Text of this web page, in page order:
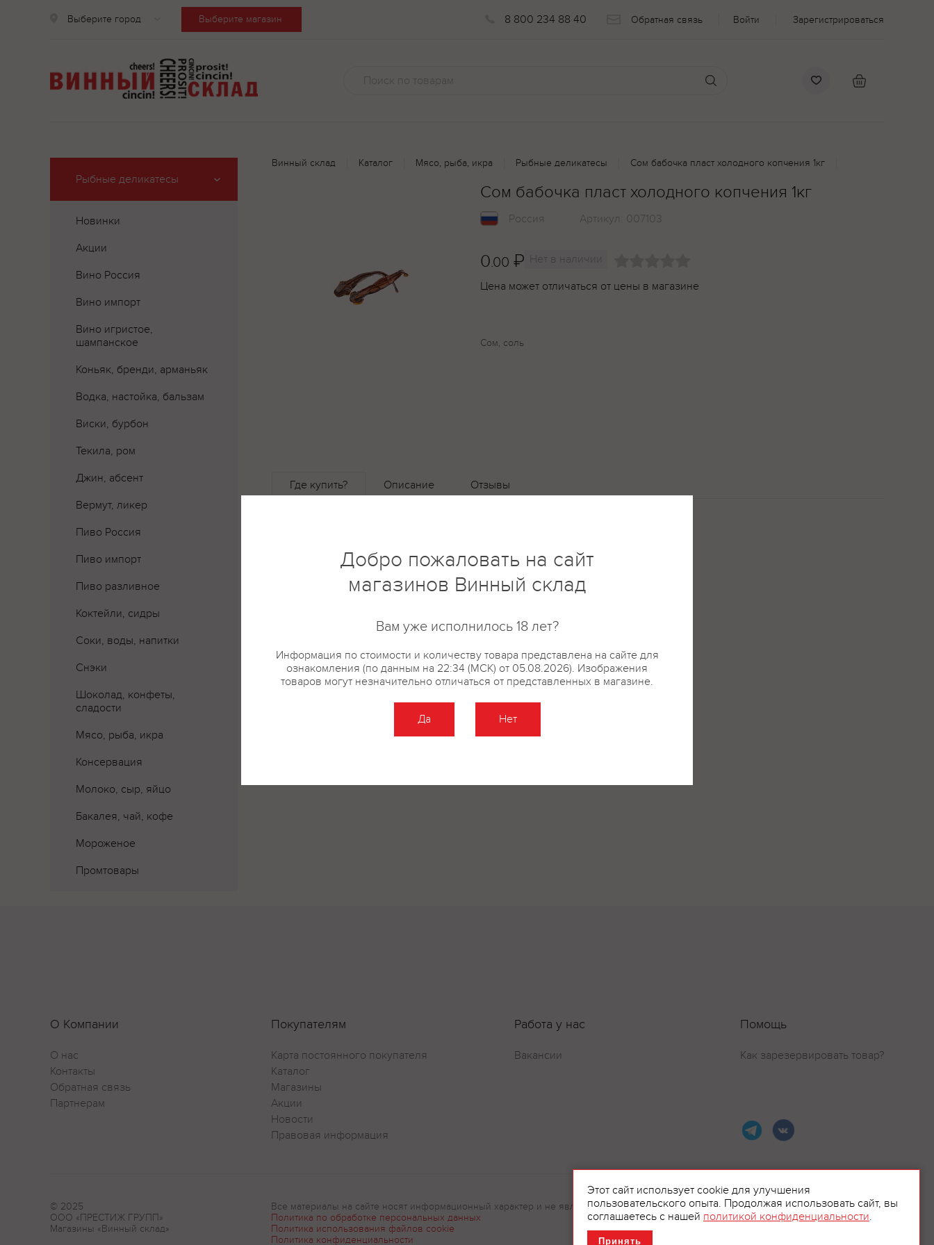
Выберите город Выберите магазин 8 800 234 88 40 Обратная связь Войти Зарегистрироваться
Рыбные деликатесы
Новинки
Акции
Вино Россия
Вино импорт
Вино игристое,
шампанское
Коньяк, бренди, арманьяк
Водка, настойка, бальзам
Виски, бурбон
Текила, ром
Джин, абсент
Вермут, ликер
Пиво Россия
Пиво импорт
Пиво разливное
Коктейли, сидры
Соки, воды, напитки
Снэки
Шоколад, конфеты,
сладости
Мясо, рыба, икра
Консервация
Молоко, сыр, яйцо
Бакалея, чай, кофе
Мороженое
Промтовары
Винный склад Каталог Мясо, рыба, икра Рыбные деликатесы Сом бабочка пласт холодного копчения 1кг
Сом бабочка пласт холодного копчения 1кг
Россия Артикул: 007103
0.00 ₽ Нет в наличии
Цена может отличаться от цены в магазине
Сом, соль
Где купить? Описание Отзывы
О Компании
О нас
Контакты
Обратная связь
Партнерам
Покупателям
Карта постоянного покупателя
Каталог
Магазины
Акции
Новости
Правовая информация
Работа у нас
Вакансии
Помощь
Как зарезервировать товар?
© 2025
ООО «ПРЕСТИЖ ГРУПП»
Магазины «Винный склад»
Все материалы на сайте носят информационный характер и не являются рекламой.
Политика по обработке персональных данных
Политика использования файлов cookie
Политика конфиденциальности
Этот сайт использует cookie для улучшения
пользовательского опыта. Продолжая использовать сайт, вы
соглашаетесь с нашей политикой конфиденциальности.
Принять
Добро пожаловать на сайт
магазинов Винный склад
Вам уже исполнилось 18 лет?
Информация по стоимости и количеству товара представлена на сайте для
ознакомления (по данным на 22:34 (МСК) от 05.08.2026). Изображения
товаров могут незначительно отличаться от представленных в магазине.
Да Нет